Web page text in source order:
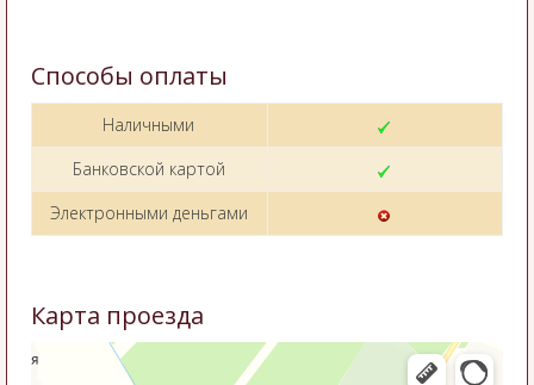
Способы оплаты
Наличными
Банковской картой
Электронными деньгами
Карта проезда